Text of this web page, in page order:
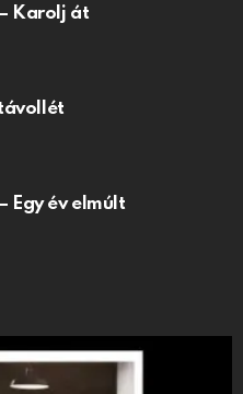
– Karolj át
távollét
Egy év elmúlt